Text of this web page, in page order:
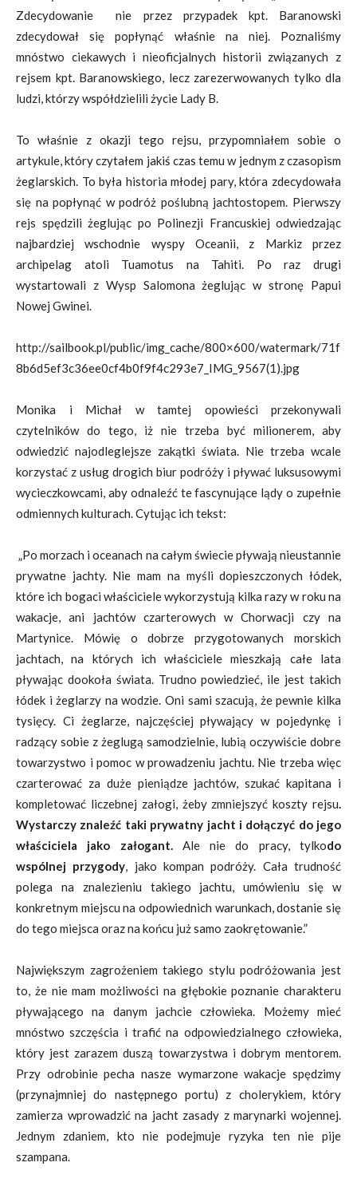
Zdecydowanie nie przez przypadek kpt. Baranowski
zdecydował się popłynąć właśnie na niej. Poznaliśmy
mnóstwo ciekawych i nieoficjalnych historii związanych z
rejsem kpt. Baranowskiego, lecz zarezerwowanych tylko dla
ludzi, którzy współdzielili życie Lady B.
To właśnie z okazji tego rejsu, przypomniałem sobie o
artykule, który czytałem jakiś czas temu w jednym z czasopism
żeglarskich. To była historia młodej pary, która zdecydowała
się na popłynąć w podróż poślubną jachtostopem. Pierwszy
rejs spędzili żeglując po Polinezji Francuskiej odwiedzając
najbardziej wschodnie wyspy Oceanii, z Markiz przez
archipelag atoli Tuamotus na Tahiti. Po raz drugi
wystartowali z Wysp Salomona żeglując w stronę Papui
Nowej Gwinei.
http://sailbook.pl/public/img_cache/800×600/watermark/71f
8b6d5ef3c36ee0cf4b0f9f4c293e7_IMG_9567(1).jpg
Monika i Michał w tamtej opowieści przekonywali
czytelników do tego, iż nie trzeba być milionerem, aby
odwiedzić najodleglejsze zakątki świata. Nie trzeba wcale
korzystać z usług drogich biur podróży i pływać luksusowymi
wycieczkowcami, aby odnaleźć te fascynujące lądy o zupełnie
odmiennych kulturach. Cytując ich tekst:
„Po morzach i oceanach na całym świecie pływają nieustannie
prywatne jachty. Nie mam na myśli dopieszczonych łódek,
które ich bogaci właściciele wykorzystują kilka razy w roku na
wakacje, ani jachtów czarterowych w Chorwacji czy na
Martynice. Mówię o dobrze przygotowanych morskich
jachtach, na których ich właściciele mieszkają całe lata
pływając dookoła świata. Trudno powiedzieć, ile jest takich
łódek i żeglarzy na wodzie. Oni sami szacują, że pewnie kilka
tysięcy. Ci żeglarze, najczęściej pływający w pojedynkę i
radzący sobie z żeglugą samodzielnie, lubią oczywiście dobre
towarzystwo i pomoc w prowadzeniu jachtu. Nie trzeba więc
czarterować za duże pieniądze jachtów, szukać kapitana i
kompletować liczebnej załogi, żeby zmniejszyć koszty rejsu.
Wystarczy znaleźć taki prywatny jacht i dołączyć do jego
właściciela jako załogant.Ale nie do pracy, tylkodo
wspólnej przygody, jako kompan podróży. Cała trudność
polega na znalezieniu takiego jachtu, umówieniu się w
konkretnym miejscu na odpowiednich warunkach, dostanie się
do tego miejsca oraz na końcu już samo zaokrętowanie.”
Największym zagrożeniem takiego stylu podróżowania jest
to, że nie mam możliwości na głębokie poznanie charakteru
pływającego na danym jachcie człowieka. Możemy mieć
mnóstwo szczęścia i trafić na odpowiedzialnego człowieka,
który jest zarazem duszą towarzystwa i dobrym mentorem.
Przy odrobinie pecha nasze wymarzone wakacje spędzimy
(przynajmniej do następnego portu) z cholerykiem, który
zamierza wprowadzić na jacht zasady z marynarki wojennej.
Jednym zdaniem, kto nie podejmuje ryzyka ten nie pije
szampana.